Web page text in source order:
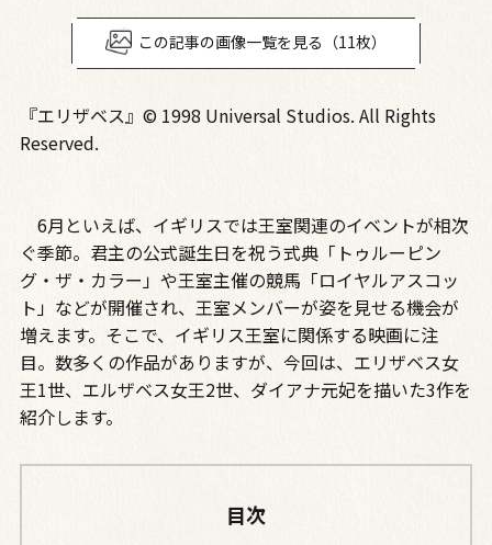
この記事の画像一覧を見る（11枚）
『エリザベス』© 1998 Universal Studios. All Rights
Reserved.
6月といえば、イギリスでは王室関連のイベントが相次
ぐ季節。君主の公式誕生日を祝う式典「トゥルーピン
グ・ザ・カラー」や王室主催の競馬「ロイヤルアスコッ
ト」などが開催され、王室メンバーが姿を見せる機会が
増えます。そこで、イギリス王室に関係する映画に注
目。数多くの作品がありますが、今回は、エリザベス女
王1世、エルザベス女王2世、ダイアナ元妃を描いた3作を
紹介します。
目次